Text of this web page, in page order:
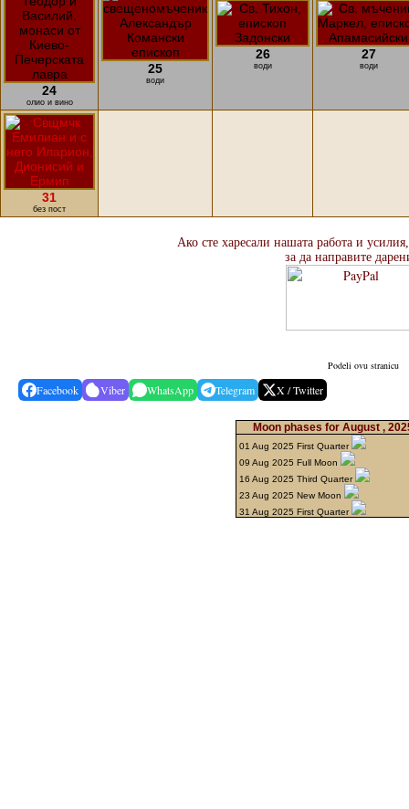
24
олио и вино
25
води
26
води
27
води
31
без пост
Ако сте харесали нашата работа и
за да направите
Podeli ovu stranicu
Facebook Viber WhatsApp Telegram X / Twitter
Moon phases for August ,
01 Aug 2025 First Quarter
09 Aug 2025 Full Moon
16 Aug 2025 Third Quarter
23 Aug 2025 New Moon
31 Aug 2025 First Quarter